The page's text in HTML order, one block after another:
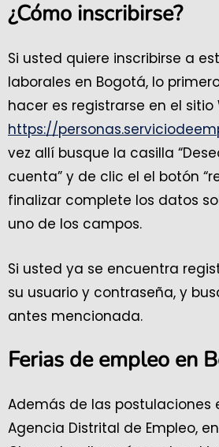
¿Cómo inscribirse?
Si usted quiere inscribirse a
laborales en Bogotá, lo
hacer es registrarse en el sitio
https://
vez allí busque la casilla
cuenta” y de clic el el botón
finalizar complete los datos
uno de los campos.
Si usted ya se encuentra
su usuario y contraseña, y
antes mencionada.
Ferias de empleo en
Además de las postulaciones
Agencia Distrital de Empleo,